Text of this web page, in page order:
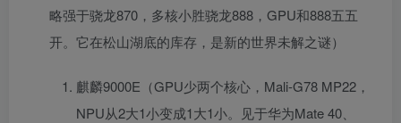
略强于骁龙870，多核小胜骁龙888，GPU和888五五
开。它在松山湖底的库存，是新的世界未解之谜）
麒麟9000E（GPU少两个核心，Mali-G78 MP22，
NPU从2大1小变成1大1小。见于华为Mate 40、